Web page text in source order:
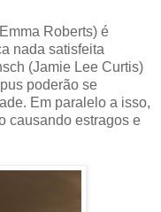
Roberts) é
nada satisfeita
(Jamie Lee Curtis)
poderão se
Em paralelo a isso,
causando estragos e